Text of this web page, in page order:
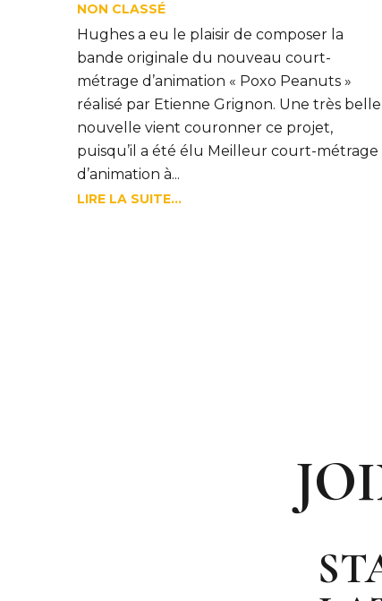
NON CLASSÉ
Hughes a eu le plaisir de composer la
bande originale du nouveau court-
métrage d’animation « Poxo Peanuts »
réalisé par Etienne Grignon. Une très belle
nouvelle vient couronner ce projet,
puisqu’il a été élu Meilleur court-métrage
d’animation à...
LIRE LA SUITE...